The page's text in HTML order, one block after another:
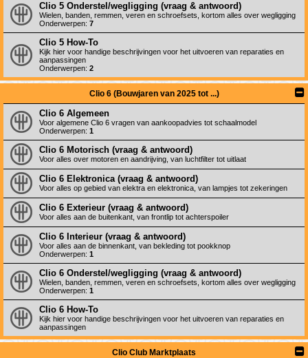
Clio 5 Onderstel/wegligging (vraag & antwoord)
Wielen, banden, remmen, veren en schroefsets, kortom alles over wegligging
Onderwerpen: 7
Clio 5 How-To
Kijk hier voor handige beschrijvingen voor het uitvoeren van reparaties en
aanpassingen
Onderwerpen: 2
Clio 6 (Bouwjaren van 2025 tot ...)
Clio 6 Algemeen
Voor algemene Clio 6 vragen van aankoopadvies tot schaalmodel
Onderwerpen: 1
Clio 6 Motorisch (vraag & antwoord)
Voor alles over motoren en aandrijving, van luchtfilter tot uitlaat
Clio 6 Elektronica (vraag & antwoord)
Voor alles op gebied van elektra en elektronica, van lampjes tot zekeringen
Clio 6 Exterieur (vraag & antwoord)
Voor alles aan de buitenkant, van frontlip tot achterspoiler
Clio 6 Interieur (vraag & antwoord)
Voor alles aan de binnenkant, van bekleding tot pookknop
Onderwerpen: 1
Clio 6 Onderstel/wegligging (vraag & antwoord)
Wielen, banden, remmen, veren en schroefsets, kortom alles over wegligging
Onderwerpen: 1
Clio 6 How-To
Kijk hier voor handige beschrijvingen voor het uitvoeren van reparaties en
aanpassingen
Clio Club Marktplaats